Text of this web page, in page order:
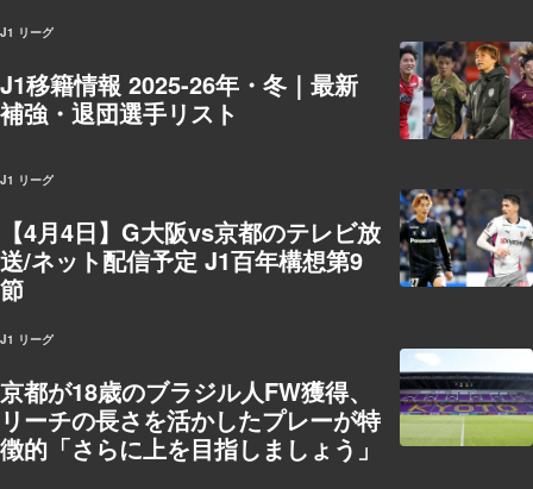
J1 リーグ
J1移籍情報 2025-26年・冬｜最新
補強・退団選手リスト
J1 リーグ
【4月4日】G大阪vs京都のテレビ放
送/ネット配信予定 J1百年構想第9
節
J1 リーグ
京都が18歳のブラジル人FW獲得、
リーチの長さを活かしたプレーが特
徴的「さらに上を目指しましょう」